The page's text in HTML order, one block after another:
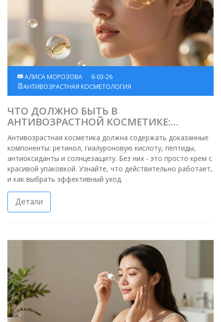
АЛИСА МОРОЗОВА
6-03-26
АНТИВОЗРАСТНАЯ КОСМЕТОЛОГИЯ
ЧТО ДОЛЖНО БЫТЬ В
АНТИВОЗРАСТНОЙ КОСМЕТИКЕ:
РЕАЛЬНЫЕ КОМПОНЕНТЫ, КОТОРЫЕ
РАБОТАЮТ
Антивозрастная косметика должна содержать доказанные
компоненты: ретинол, гиалуроновую кислоту, пептиды,
антиоксиданты и солнцезащиту. Без них - это просто крем с
красивой упаковкой. Узнайте, что действительно работает,
и как выбрать эффективный уход.
Детали